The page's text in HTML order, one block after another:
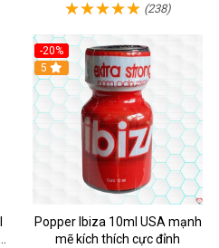
(238)
-20%
5
Popper Ibiza 10ml USA mạnh
mẽ kích thích cực đỉnh